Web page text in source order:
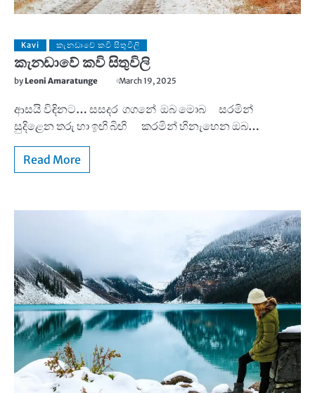
Kavi කැනඩාවේ කවි සිතුවිලි
කැනඩාවේ කවි සිතුවිලි
by Leoni Amaratunge March 19, 2025
ආසයි විඳිනට… සසදර ගගනේ ඔබ මොබ සරමින්
සුදිළෙන තරු හා ඉඟි බිඟි කරමින් හිනැහෙන ඔබ…
Read More